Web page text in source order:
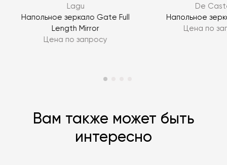
ЗАДАТЬ ВОПРОС
Lagu
Напольное зеркало Gate Full
Length Mirror
Цена по запросу
De
Напольное
Цена по
Вам также может быть
интересно